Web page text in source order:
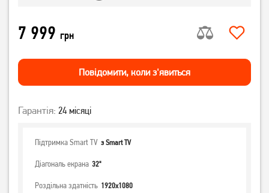
7 999 грн
Повiдомити, коли з'явиться
Гарантія: 24 місяці
Підтримка Smart TV з Smart TV
Діагональ екрана 32"
Роздільна здатність 1920x1080